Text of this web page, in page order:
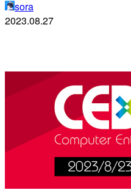
sora
2023.08.27